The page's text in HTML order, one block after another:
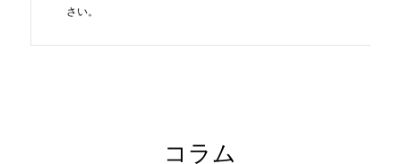
さい。
コラム